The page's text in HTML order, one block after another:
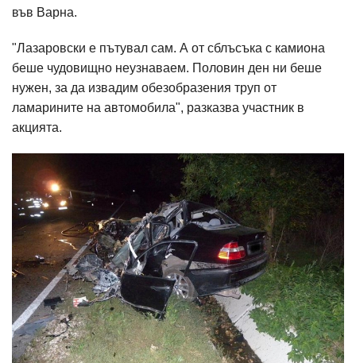
във Варна.
"Лазаровски е пътувал сам. А от сблъсъка с камиона
беше чудовищно неузнаваем. Половин ден ни беше
нужен, за да извадим обезобразения труп от
ламарините на автомобила", разказва участник в
акцията.